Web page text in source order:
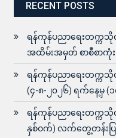
RECENT POSTS
ရန်ကုန်ပညာရေးတက္ကသို
အထိမ်းအမှတ် စာစီစာကုံး
ရန်ကုန်ပညာရေးတက္ကသို
(၄-၈-၂၀၂၆) ရက်နေ့မှ (
ရန်ကုန်ပညာရေးတက္က
နှစ်ဝက်) လက်တွေ့တန်းပြဆ